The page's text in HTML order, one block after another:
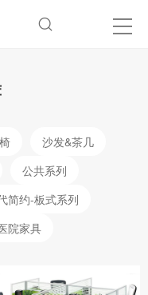
沙发&茶几
公共系列
简约-板式系列
院家具